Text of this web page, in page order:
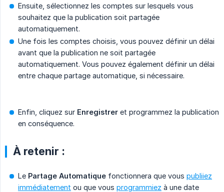
Ensuite, sélectionnez les comptes sur lesquels vous
souhaitez que la publication soit partagée
automatiquement.
Une fois les comptes choisis, vous pouvez définir un délai
avant que la publication ne soit partagée
automatiquement. Vous pouvez également définir un délai
entre chaque partage automatique, si nécessaire.
Enfin, cliquez sur Enregistrer et programmez la publication
en conséquence.
À retenir :
Le Partage Automatique fonctionnera que vous publiiez
immédiatement ou que vous programmiez à une date